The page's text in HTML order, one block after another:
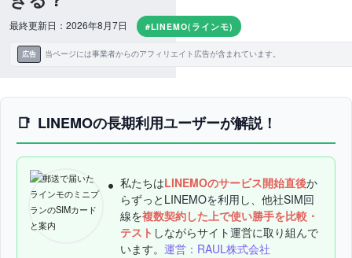
最終更新日：2026年8月7日 #LINEMO(ラインモ)
広告 当ページには事業者からのアフィリエイト広告が含まれています。
LINEMOの長期利用ユーザーが解説！
私たちはLINEMOのサービス開始直後か
らずっとLINEMOを利用し、他社SIM回
線を複数契約した上で使い勝手を比較・
テスト しながらサイト運営に取り組んで
います。 運営：RAUL株式会社